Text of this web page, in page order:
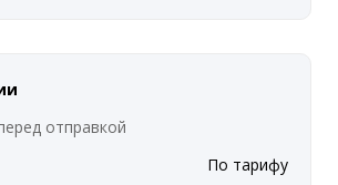
отправкой
По тарифу